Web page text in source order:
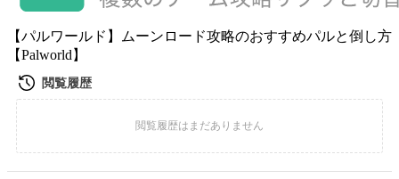
【パルワールド】ムーンロード攻略のおすすめパルと倒し方
【Palworld】